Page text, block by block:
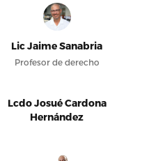
Lic Jaime Sanabria
Profesor de derecho
Lcdo Josué Cardona
Hernández